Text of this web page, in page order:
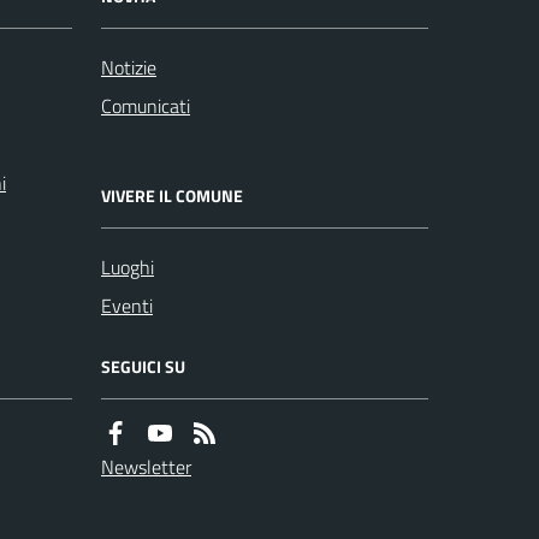
Notizie
Comunicati
VIVERE IL COMUNE
Luoghi
Eventi
SEGUICI SU
Newsletter